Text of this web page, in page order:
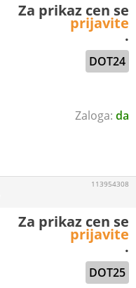
da
DOT24
Za prikaz cen se
prijavite
.
DOT25
113954308
Za prikaz cen se
prijavite
.